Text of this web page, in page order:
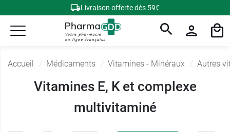
Livraison offerte dès 59€
Accueil Médicaments Vitamines - Minéraux Autres
Vitamines E, K et complexe
multivitaminé